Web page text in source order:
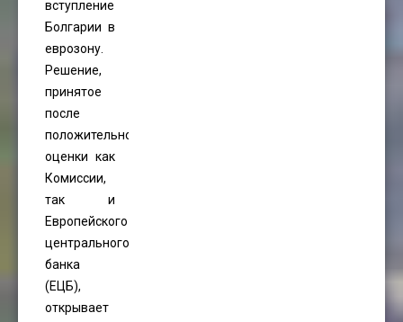
вступление
Болгарии в
еврозону.
Решение,
принятое
после
положительной
оценки как
Комиссии,
так и
Европейского
центрального
банка
(ЕЦБ),
открывает